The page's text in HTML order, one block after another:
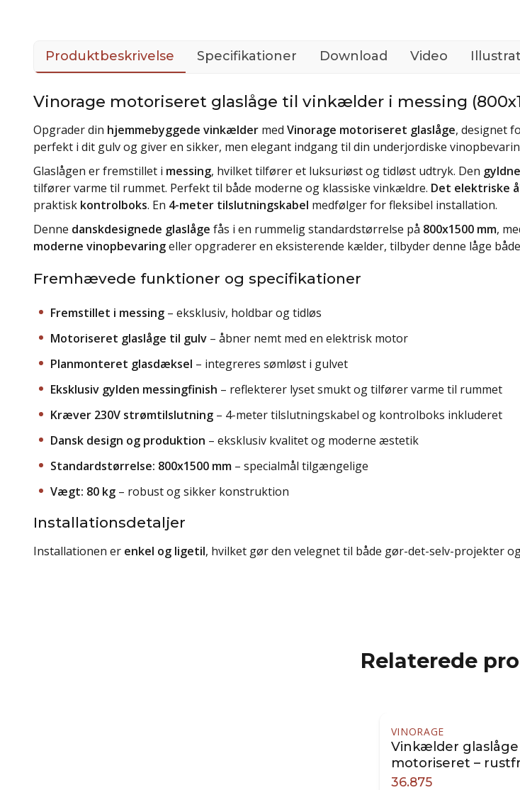
Produktbeskrivelse Specifikationer Download Video
Vinorage motoriseret glaslåge til vinkælder i messing
Opgrader din hjemmebyggede vinkælder med Vinorage motoriseret glaslåge, designet
perfekt i dit gulv og giver en sikker, men elegant indgang til din underjordiske
Glaslågen er fremstillet i messing, hvilket tilfører et luksuriøst og tidløst udtryk. Den
tilfører varme til rummet. Perfekt til både moderne og klassiske vinkældre. Det elektriske
praktisk kontrolboks. En 4-meter tilslutningskabel medfølger for fleksibel installation.
Denne danskdesignede glaslåge fås i en rummelig standardstørrelse på 800x1500 mm,
moderne vinopbevaringeller opgraderer en eksisterende kælder, tilbyder denne låge
Fremhævede funktioner og specifikationer
Fremstillet i messing – eksklusiv, holdbar og tidløs
Motoriseret glaslåge til gulv – åbner nemt med en elektrisk motor
Planmonteret glasdæksel – integreres sømløst i gulvet
Eksklusiv gylden messingfinish – reflekterer lyset smukt og tilfører varme til rummet
Kræver 230V strømtilslutning – 4-meter tilslutningskabel og kontrolboks inkluderet
Dansk design og produktion – eksklusiv kvalitet og moderne æstetik
Standardstørrelse: 800x1500 mm – specialmål tilgængelige
Vægt: 80 kg – robust og sikker konstruktion
Installationsdetaljer
Installationen er enkel og ligetil, hvilket gør den velegnet til både gør-det-selv-projekter
Relaterede
VINORAGE
Vinkælder glaslåge
motoriseret –
(640x1000 mm)
36.875